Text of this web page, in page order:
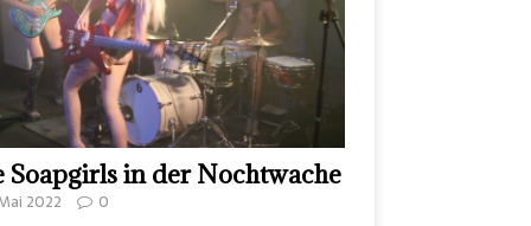
Soapgirls in der Nochtwache
2022 0